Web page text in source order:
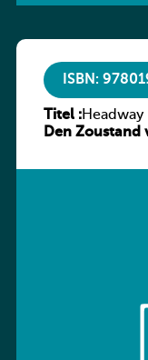
ISBN:
Titel :
Den Zoustand